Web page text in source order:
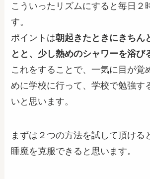
こういったリズムにすると毎日２
す。
ポイントは朝起きたときにきちん
とと、少し熱めのシャワーを浴び
これをすることで、一気に目が覚
めに学校に行って、学校で勉強す
いと思います。
まずは２つの方法を試して頂ける
睡魔を克服できると思います。